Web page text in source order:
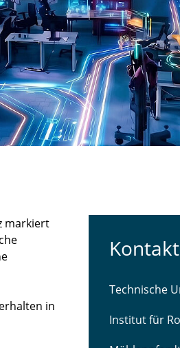
markiert
in
Kontakt
Technische
Institut für